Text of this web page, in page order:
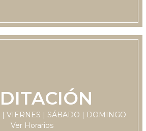
| VIERNES | SÁBADO | DOMINGO
Ver Horarios
LUNES
11:30 hrs